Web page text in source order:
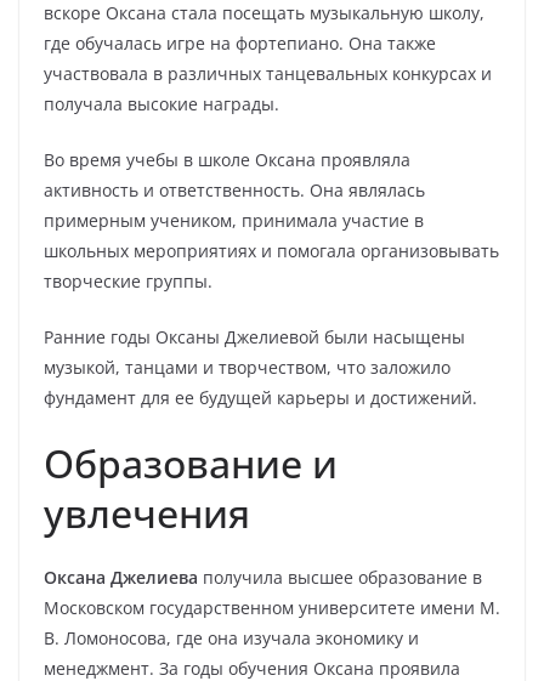
вскоре Оксана стала посещать музыкальную школу,
где обучалась игре на фортепиано. Она также
участвовала в различных танцевальных конкурсах и
получала высокие награды.
Во время учебы в школе Оксана проявляла
активность и ответственность. Она являлась
примерным учеником, принимала участие в
школьных мероприятиях и помогала организовывать
творческие группы.
Ранние годы Оксаны Джелиевой были насыщены
музыкой, танцами и творчеством, что заложило
фундамент для ее будущей карьеры и достижений.
Образование и
увлечения
Оксана Джелиева получила высшее образование в
Московском государственном университете имени М.
В. Ломоносова, где она изучала экономику и
менеджмент. За годы обучения Оксана проявила